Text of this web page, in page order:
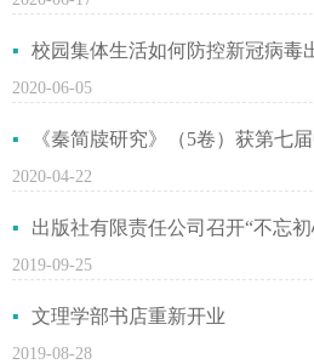
校园集体生活如何防控新冠病毒出版社送专门
2020-06-05
《秦简牍研究》（5卷）获第七届中
2020-04-22
出版社有限责任公司召开“不忘初心、牢记使
2019-09-25
文理学部书店重新开业
2019-08-28